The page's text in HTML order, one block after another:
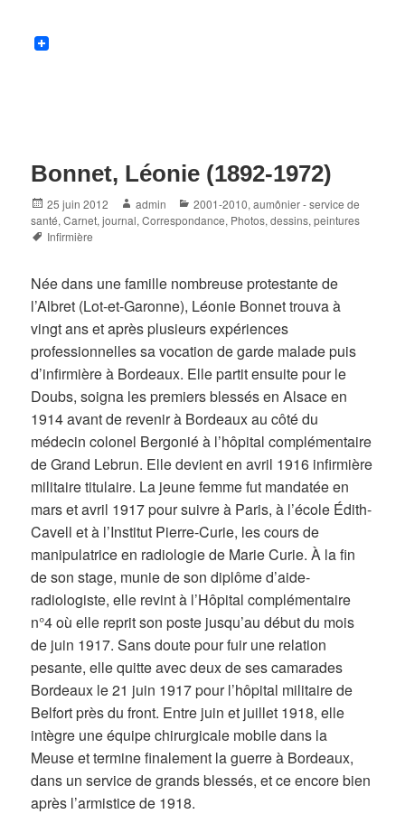
Bonnet, Léonie (1892-1972)
Posted
on
25 juin 2012 Author
admin Categories
2001-2010,aumônier - service de
santé,Carnet, journal,Correspondance, Photos, dessins, peintures
Tags
Infirmière
Née dans une famille nombreuse protestante de
l’Albret (Lot-et-Garonne), Léonie Bonnet trouva à
vingt ans et après plusieurs expériences
professionnelles sa vocation de garde malade puis
d’infirmière à Bordeaux. Elle partit ensuite pour le
Doubs, soigna les premiers blessés en Alsace en
1914 avant de revenir à Bordeaux au côté du
médecin colonel Bergonié à l’hôpital complémentaire
de Grand Lebrun. Elle devient en avril 1916 infirmière
militaire titulaire. La jeune femme fut mandatée en
mars et avril 1917 pour suivre à Paris, à l’école Édith-
Cavell et à l’Institut Pierre-Curie, les cours de
manipulatrice en radiologie de Marie Curie. À la fin
de son stage, munie de son diplôme d’aide-
radiologiste, elle revint à l’Hôpital complémentaire
n°4 où elle reprit son poste jusqu’au début du mois
de juin 1917. Sans doute pour fuir une relation
pesante, elle quitte avec deux de ses camarades
Bordeaux le 21 juin 1917 pour l’hôpital militaire de
Belfort près du front. Entre juin et juillet 1918, elle
intègre une équipe chirurgicale mobile dans la
Meuse et termine finalement la guerre à Bordeaux,
dans un service de grands blessés, et ce encore bien
après l’armistice de 1918.